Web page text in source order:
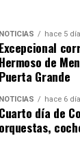
NOTICIAS hace 5
Excepcional
Hermoso de
Puerta Grande
NOTICIAS hace 6
Cuarto día de
orquestas,